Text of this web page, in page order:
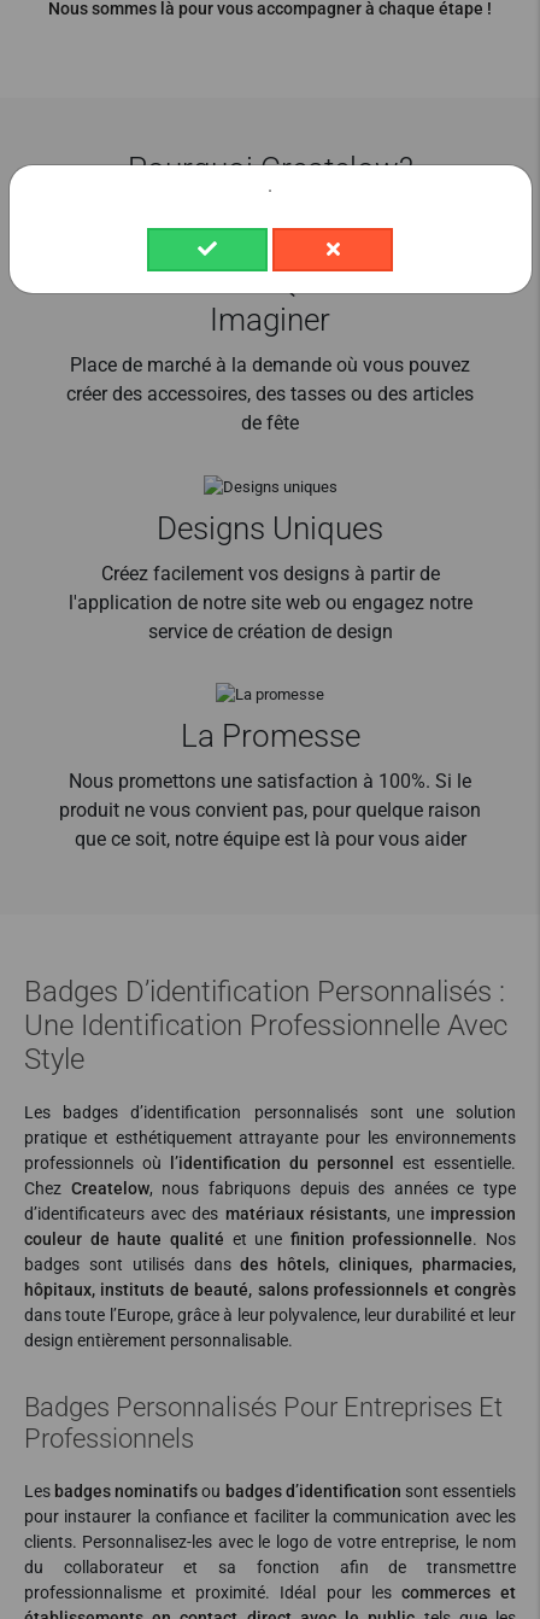
Nous sommes là pour vous accompagner à chaque étape !
Pourquoi Createlow?
Crée Tout Ce Que Tu Peux
Imaginer
Place de marché à la demande où vous pouvez
créer des accessoires, des tasses ou des articles
de fête
Designs Uniques
Créez facilement vos designs à partir de
l'application de notre site web ou engagez notre
service de création de design
La Promesse
Nous promettons une satisfaction à 100%. Si le
produit ne vous convient pas, pour quelque raison
que ce soit, notre équipe est là pour vous aider
Badges D’identification Personnalisés :
Une Identification Professionnelle Avec
Style
Les badges d’identification personnalisés sont une solution
pratique et esthétiquement attrayante pour les environnements
professionnels où
l’identification du personnel
est essentielle.
Chez Createlow, nous fabriquons depuis des années ce type
d’identificateurs avec des matériaux résistants, une impression
couleur de haute qualité et une finition professionnelle. Nos
badges sont utilisés dansdes hôtels, cliniques, pharmacies,
hôpitaux, instituts de beauté, salons professionnels et congrès
dans toute l’Europe, grâce à leur polyvalence, leur durabilité et leur
design entièrement personnalisable.
Badges Personnalisés Pour Entreprises Et
Professionnels
Les badges nominatifsou badges d’identification sont essentiels
pour instaurer la confiance et faciliter la communication avec les
clients. Personnalisez-les avec le logo de votre entreprise, le nom
du collaborateur et sa fonction afin de transmettre
professionnalisme et proximité. Idéal pour les commerces et
.